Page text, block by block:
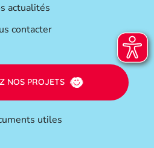
actualités
contacter
NOS PROJETS
utiles